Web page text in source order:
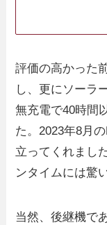
評価の高かった
し、更にソーラ
無充電で40時間
た。2023年8月
立ってくれまし
ンタイムには驚
当然、後継機で